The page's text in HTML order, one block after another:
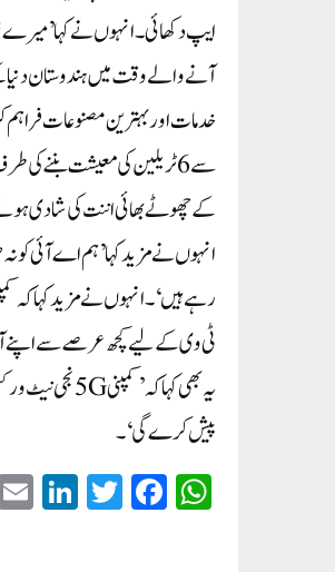
ایپ دکھائی۔ انہوں نے
آنے والے وقت میں ہندوستان دنیا
کے چھوٹے بھائی اننت کی شادی
انہوں نے مزید کہا’ہم اے آئی کو
رہے ہیں‘۔انہوں نے مزید کہا کہ
ٹی وی کے لیے کچھ عرصے سے اپنے
پیش کرے گی‘۔
W
ha
Fa
ce
T
wi
Li
nk